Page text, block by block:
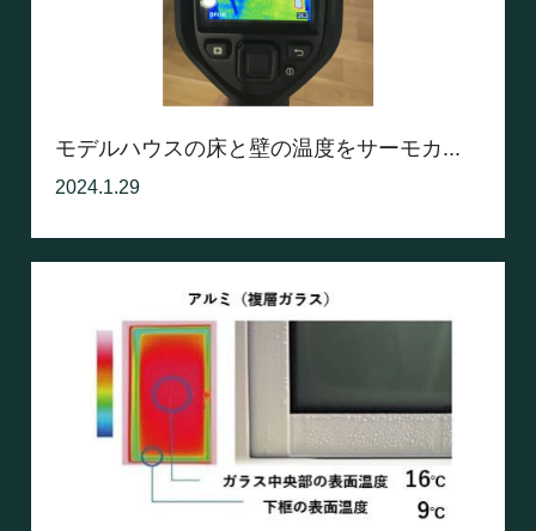
モデルハウスの床と壁の温度をサーモカ...
2024.1.29